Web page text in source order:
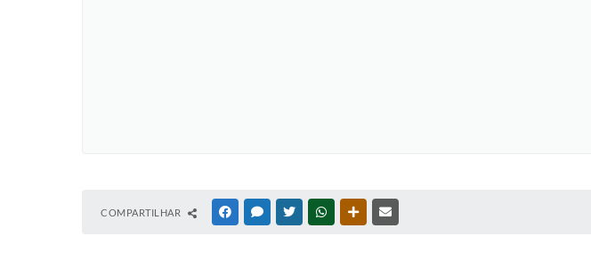
COMPARTILHAR FACEBOOKMESSENGER
TWITTERWHATSAPPOUTRAS MÍDIAS